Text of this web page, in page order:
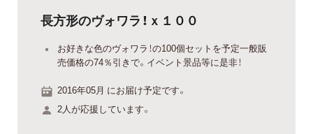
長方形のヴォワラ！ｘ１００
お好きな色のヴォワラ！の100個セットを予定一般販
売価格の74％引きで。イベント景品等に是非！
2016年05月 にお届け予定です。
2人が応援しています。